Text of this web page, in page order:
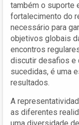
também o suporte
fortalecimento do
necessário para
objetivos globais
encontros
discutir desafios e
sucedidas, é uma
resultados.
A
as diferentes